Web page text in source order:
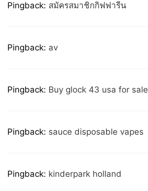
Pingback: สมัครสมาชิกกิฟฟารีน
Pingback: av
Pingback: Buy glock 43 usa for sale
Pingback: sauce disposable vapes
Pingback: kinderpark holland